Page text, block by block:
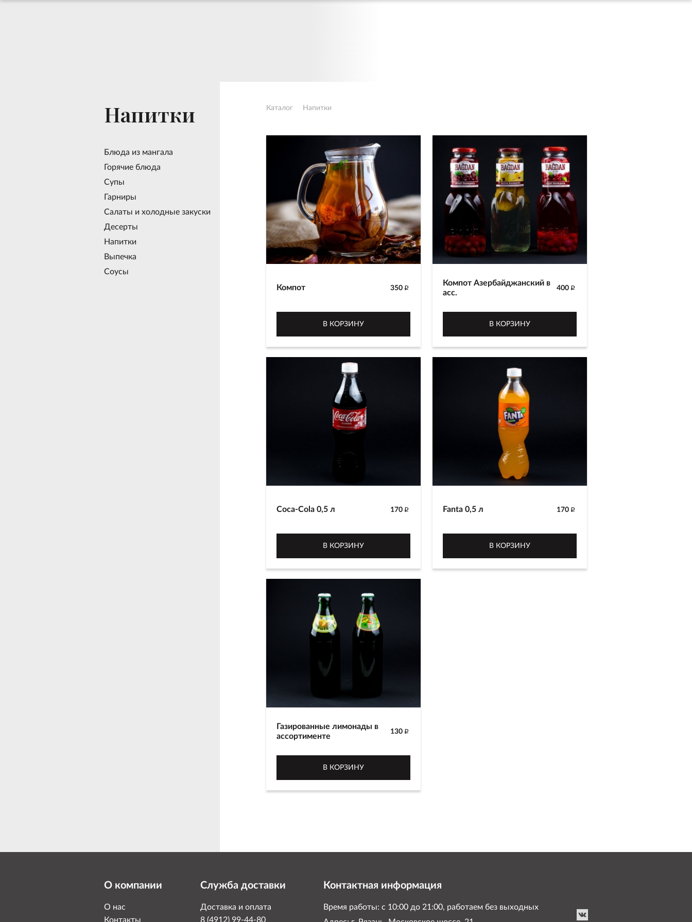
Напитки
Блюда из мангала
Горячие блюда
Супы
Гарниры
Салаты и холодные закуски
Десерты
Напитки
Выпечка
Соусы
Каталог Напитки
350 p
Компот
собственного производства.
В КОРЗИНУ
400 p
Компот Азербайджанский в
асс.
производителя Bagdan из свежих
1000 г
В КОРЗИНУ
170 p
Coca-Cola 0,5 л
В КОРЗИНУ
170 p
Fanta 0,5 л
В КОРЗИНУ
130 p
Газированные лимонады в
ассортименте
ассортиментеВ КОРЗИНУ
О компании
О нас
Контакты
Служба доставки
Доставка и оплата
8 (4912) 99-44-80
Контактная информация
Время работы: с 10:00 до 21:00, работаем без выходных